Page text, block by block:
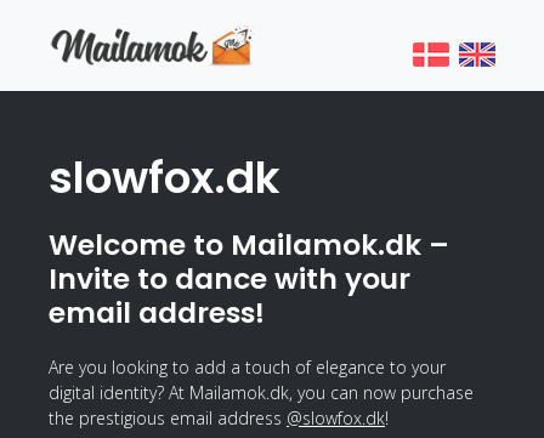
slowfox.dk
Welcome to Mailamok.dk –
Invite to dance with your
email address!
Are you looking to add a touch of elegance to your
digital identity? At Mailamok.dk, you can now purchase
the prestigious email address @slowfox.dk!